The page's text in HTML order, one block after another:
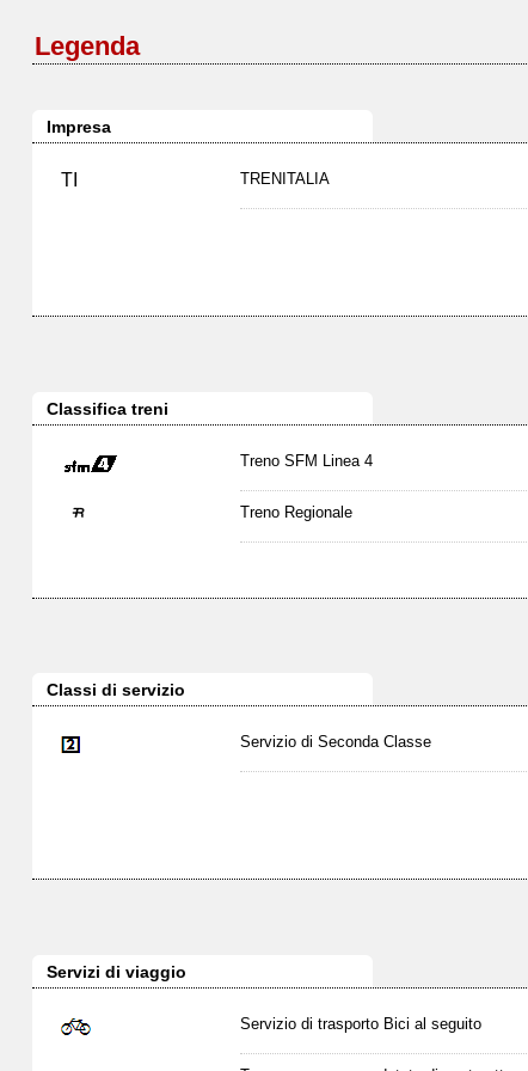
Legenda
Impresa
TI TRENITALIA
Classifica treni
Treno SFM Linea 4
Treno Regionale
Classi di servizio
Servizio di Seconda Classe
Servizi di viaggio
Servizio di trasporto Bici al seguito